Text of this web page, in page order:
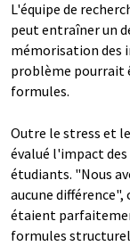
L'équipe de
peut entraîner un
mémorisation des
problème pourrait
formules.
Outre le stress et
évalué l'impact
étudiants. "Nous
aucune
étaient
formules